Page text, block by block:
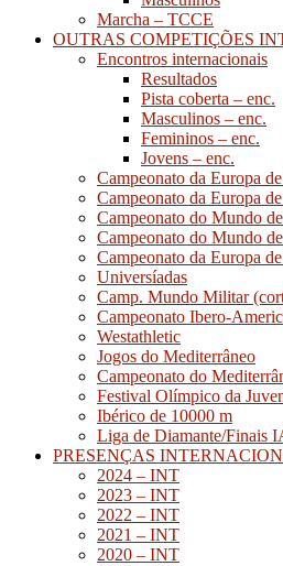
Marcha – TCCE
OUTRAS COMPETIÇÕES
Encontros internacionais
Resultados
Pista coberta – enc.
Masculinos – enc.
Femininos – enc.
Jovens – enc.
Campeonato da Europa
Campeonato da Europa
Campeonato do Mundo
Campeonato do Mundo
Campeonato da Europa
Universíadas
Camp. Mundo Militar
Campeonato Ibero-
Westathletic
Jogos do Mediterrâneo
Campeonato do
Festival Olímpico da
Ibérico de 10000 m
Liga de Diamante/Finais
PRESENÇAS
2024 – INT
2023 – INT
2022 – INT
2021 – INT
2020 – INT